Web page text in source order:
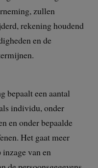
zullen
rekening houdend
en de
bepaalt een aantal
individu, onder
en onder bepaalde
Het gaat meer
van en